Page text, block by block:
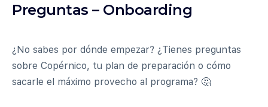
Preguntas – Onboarding
¿No sabes por dónde empezar? ¿Tienes preguntas
sobre Copérnico, tu plan de preparación o cómo
sacarle el máximo provecho al programa? 🤔